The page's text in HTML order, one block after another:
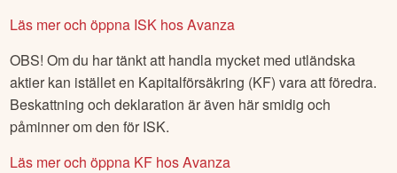
Läs mer och öppna ISK hos Avanza
OBS! Om du har tänkt att handla mycket med utländska
aktier kan istället en Kapitalförsäkring (KF) vara att föredra.
Beskattning och deklaration är även här smidig och
påminner om den för ISK.
Läs mer och öppna KF hos Avanza